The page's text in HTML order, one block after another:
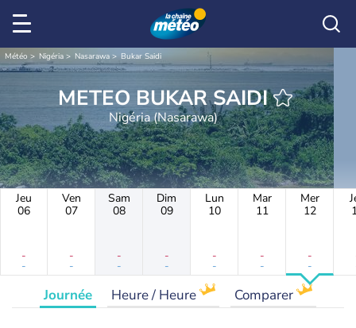
Météo Nigéria Nasarawa Bukar Saidi
METEO BUKAR SAIDI
Nigéria (Nasarawa)
Jeu
06
-
-
Ven
07
-
-
Sam
08
-
-
Dim
09
-
-
Lun
10
-
-
Mar
11
-
-
Mer
12
-
-
Journée Heure / Heure Comparer